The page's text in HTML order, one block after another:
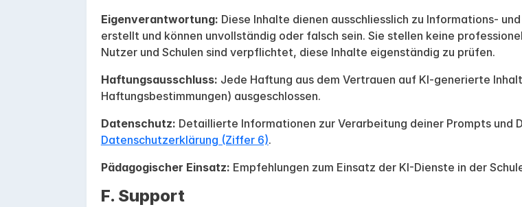
Eigenverantwortung: Diese Inhalte dienen ausschliesslich zu Informations-
erstellt und können unvollständig oder falsch sein. Sie stellen keine
Nutzer und Schulen sind verpflichtet, diese Inhalte eigenständig zu prüfen.
Haftungsausschluss: Jede Haftung aus dem Vertrauen auf KI-generierte
Haftungsbestimmungen) ausgeschlossen.
Datenschutz: Detaillierte Informationen zur Verarbeitung deiner Prompts und
Datenschutzerklärung (Ziffer 6).
Pädagogischer Einsatz: Empfehlungen zum Einsatz der KI-Dienste in der
F. Support